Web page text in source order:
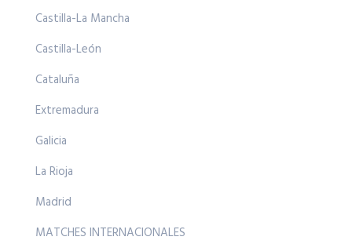
Castilla-La Mancha
Castilla-León
Cataluña
Extremadura
Galicia
La Rioja
Madrid
MATCHES INTERNACIONALES